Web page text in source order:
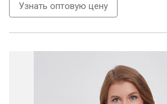
Узнать оптовую цену